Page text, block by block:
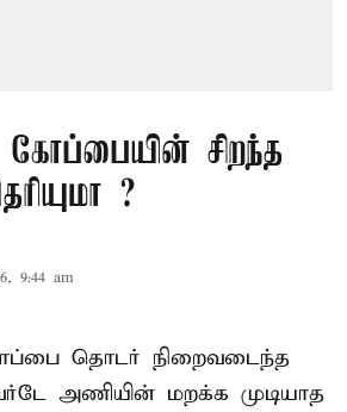
சிறந்த
?
9:44 am
தொடர் நிறைவடைந்த
அணியின் மறக்க முடியாத